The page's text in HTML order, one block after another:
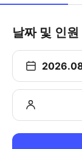
날짜 및 인원